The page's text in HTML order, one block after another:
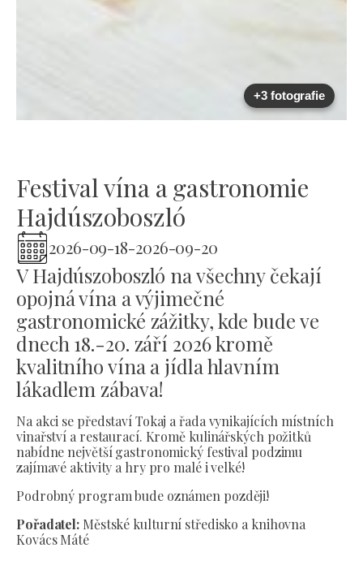
+3 fotografie
Festival vína a gastronomie
Hajdúszoboszló
2026-09-18-2026-09-20
V Hajdúszoboszló na všechny čekají
opojná vína a výjimečné
gastronomické zážitky, kde bude ve
dnech 18.-20. září 2026 kromě
kvalitního vína a jídla hlavním
lákadlem zábava!
Na akci se představí Tokaj a řada vynikajících místních
vinařství a restaurací. Kromě kulinářských požitků
nabídne největší gastronomický festival podzimu
zajímavé aktivity a hry pro malé i velké!
Podrobný program bude oznámen později!
Pořadatel: Městské kulturní středisko a knihovna
Kovács Máté